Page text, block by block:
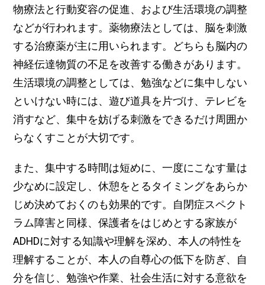
物療法と行動変容の促進、および生活環境の調整
などが行われます。薬物療法としては、脳を刺激
する治療薬が主に用いられます。どちらも脳内の
神経伝達物質の不足を改善する働きがあります。
生活環境の調整としては、勉強などに集中しない
といけない時には、遊び道具を片づけ、テレビを
消すなど、集中を妨げる刺激をできるだけ周囲か
らなくすことが大切です。
また、集中する時間は短めに、一度にこなす量は
少なめに設定し、休憩をとるタイミングをあらか
じめ決めておくのも効果的です。自閉症スペクト
ラム障害と同様、保護者をはじめとする家族が
ADHDに対する知識や理解を深め、本人の特性を
理解することが、本人の自尊心の低下を防ぎ、自
分を信じ、勉強や作業、社会生活に対する意欲を